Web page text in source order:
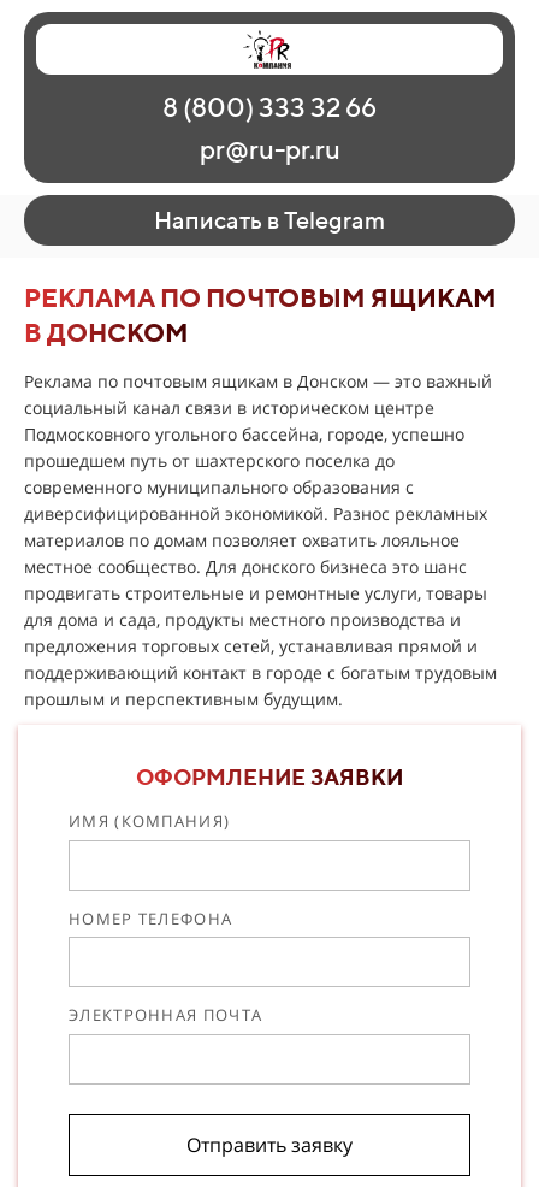
Главная
Наши работы
О рекламе
Регионы
Контакты
8 (800) 333 32 66
pr@ru-pr.ru
Написать в Telegram
РЕКЛАМА ПО ПОЧТОВЫМ ЯЩИКАМ
В ДОНСКОМ
Реклама по почтовым ящикам в Донском — это важный
социальный канал связи в историческом центре
Подмосковного угольного бассейна, городе, успешно
прошедшем путь от шахтерского поселка до
современного муниципального образования с
диверсифицированной экономикой. Разнос рекламных
материалов по домам позволяет охватить лояльное
местное сообщество. Для донского бизнеса это шанс
продвигать строительные и ремонтные услуги, товары
для дома и сада, продукты местного производства и
предложения торговых сетей, устанавливая прямой и
поддерживающий контакт в городе с богатым трудовым
прошлым и перспективным будущим.
ОФОРМЛЕНИЕ ЗАЯВКИ
ИМЯ (КОМПАНИЯ)
НОМЕР ТЕЛЕФОНА
ЭЛЕКТРОННАЯ ПОЧТА
Отправить заявку